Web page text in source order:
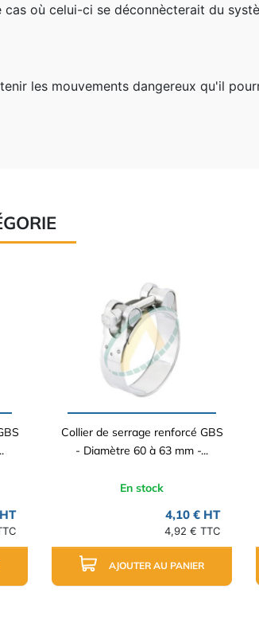
où celui-ci se déconnècterait du
les mouvements dangereux qu'il
Collier de serrage renforcé GBS
- Diamètre 60 à 63 mm -...
En stock
4,10 € HT
4,92 € TTC
AJOUTER AU PANIER